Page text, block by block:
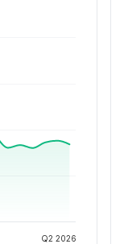
Q2 2026